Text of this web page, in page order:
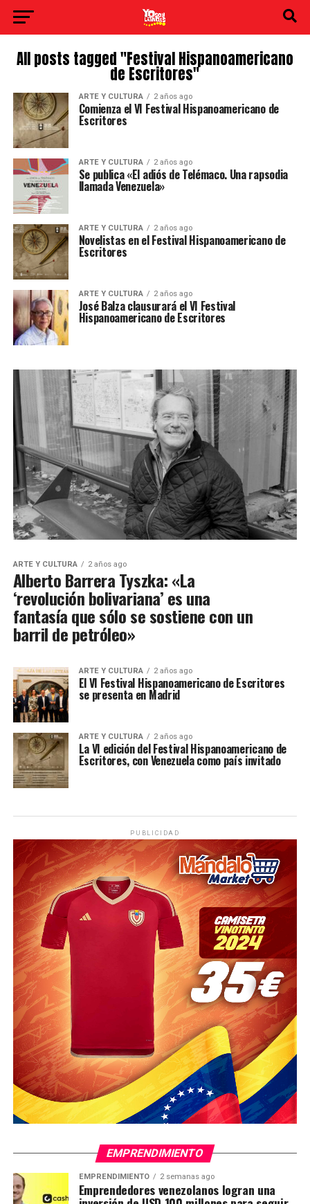
All posts tagged "Festival Hispanoamericano
de Escritores"
ARTE Y CULTURA 2 años ago
Comienza el VI Festival Hispanoamericano de
Escritores
ARTE Y CULTURA 2 años ago
Se publica «El adiós de Telémaco. Una rapsodia
llamada Venezuela»
ARTE Y CULTURA 2 años ago
Novelistas en el Festival Hispanoamericano de
Escritores
ARTE Y CULTURA 2 años ago
José Balza clausurará el VI Festival
Hispanoamericano de Escritores
ARTE Y CULTURA 2 años ago
Alberto Barrera Tyszka: «La
‘revolución bolivariana’ es una
fantasía que sólo se sostiene con un
barril de petróleo»
ARTE Y CULTURA 2 años ago
El VI Festival Hispanoamericano de Escritores
se presenta en Madrid
ARTE Y CULTURA 2 años ago
La VI edición del Festival Hispanoamericano de
Escritores, con Venezuela como país invitado
PUBLICIDAD
EMPRENDIMIENTO
EMPRENDIMIENTO 2 semanas ago
Emprendedores venezolanos logran una